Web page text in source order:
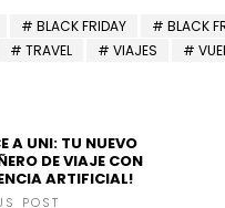
BLACK FRIDAY BLACK
TRAVEL VIAJES
A UNI: TU NUEVO
DE VIAJE CON
ARTIFICIAL!
POST